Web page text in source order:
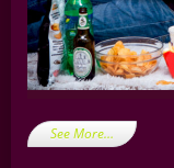
See More…